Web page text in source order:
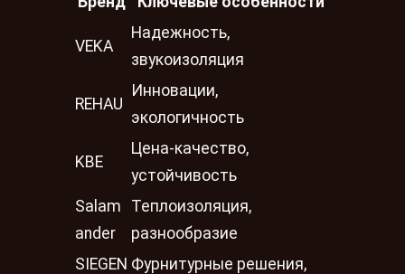
VEKA
Надежность,
звукоизоляция
REHAU
Инновации,
экологичность
KBE
Цена-качество,
устойчивость
Salam
ander
Теплоизоляция,
разнообразие
SIEGEN Фурнитурные решения,